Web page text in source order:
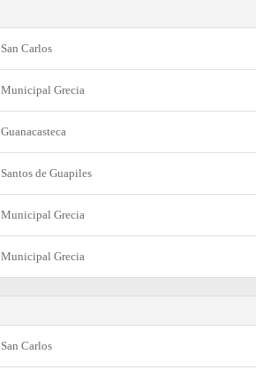
San Carlos
Municipal Grecia
Guanacasteca
Santos de Guapiles
Municipal Grecia
Municipal Grecia
San Carlos